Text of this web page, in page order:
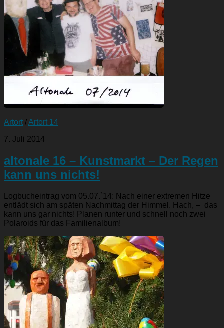
Artort /Artort 14
7. Juli 2014
altonale 16 – Kunstmarkt – Der Regen
kann uns nichts!
Logbucheintrag vom 05.07.`14: Nach einer extremen Hitze
entlädt sich am späten Nachmittag der Himmel. Hach, – das
kann uns gar nichts! Planen runter und schnell noch zwei
Polaroids für das Familienalbum!